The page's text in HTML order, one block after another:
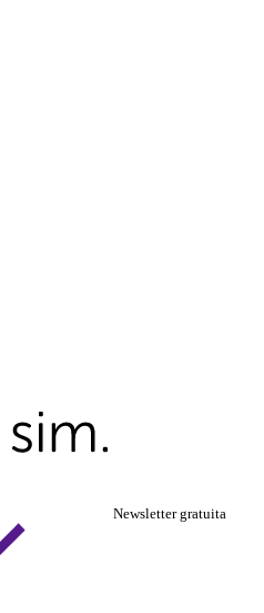
Newsletter gratuita